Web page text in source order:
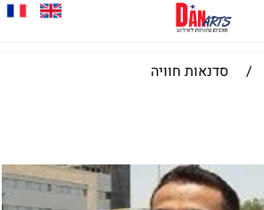
/ סדנאות חוויה